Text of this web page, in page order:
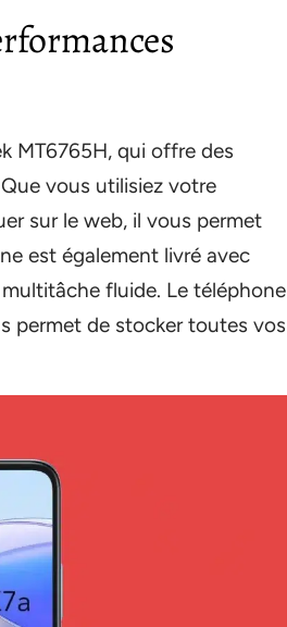
MT6765H, qui offre des
vous utilisiez votre
sur le web, il vous permet
est également livré avec
fluide. Le téléphone
permet de stocker toutes vos